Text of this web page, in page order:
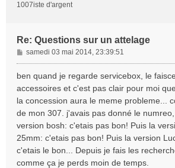
1007iste d'argent
Re: Questions sur un attelage
M
e
s
g
e
samedi 03 mai 2014, 23:39:51
ben quand je regarde servicebox, le
accessoires et c'est pas clair pour moi
la concession aura le meme probleme...
de mon 307. j'avais pas donné le
version bosh: c'etais pas bon! Puis la
25mm: c'etais pas bon! Puis la version
c'etais le bon... Depuis je fais les
comme ça je perds moin de temps.